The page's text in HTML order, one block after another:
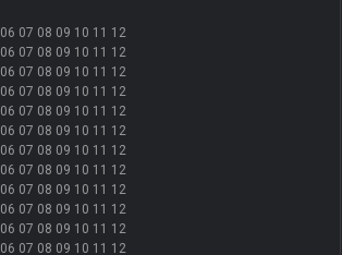
06 07 08 09 10 11 12
06 07 08 09 10 11 12
06 07 08 09 10 11 12
06 07 08 09 10 11 12
06 07 08 09 10 11 12
06 07 08 09 10 11 12
06 07 08 09 10 11 12
06 07 08 09 10 11 12
06 07 08 09 10 11 12
06 07 08 09 10 11 12
06 07 08 09 10 11 12
06 07 08 09 10 11 12